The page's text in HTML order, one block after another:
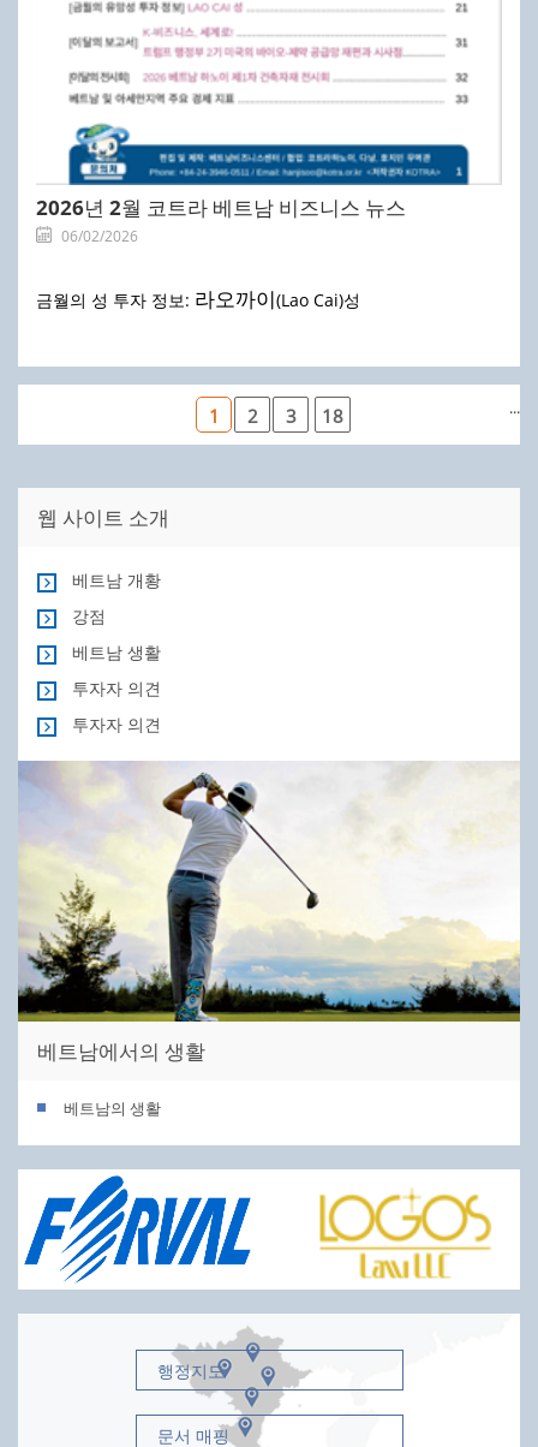
2026년 2월 코트라 베트남 비즈니스 뉴스
06/02/2026
금월의 성 투자 정보: 라오까이(Lao Cai)성
1 2 3 ...
18
웹 사이트 소개
베트남 개황
강점
베트남 생활
투자자 의견
투자자 의견
베트남에서의 생활
베트남의 생활
행정지도
문서 매핑